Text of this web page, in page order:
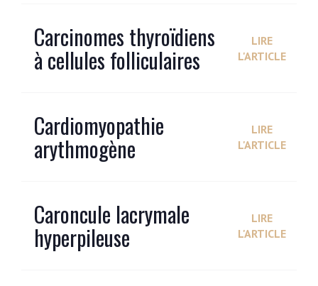
Carcinomes thyroïdiens
à cellules folliculaires
LIRE
L'ARTICLE
Cardiomyopathie
arythmogène
LIRE
L'ARTICLE
Caroncule lacrymale
hyperpileuse
LIRE
L'ARTICLE